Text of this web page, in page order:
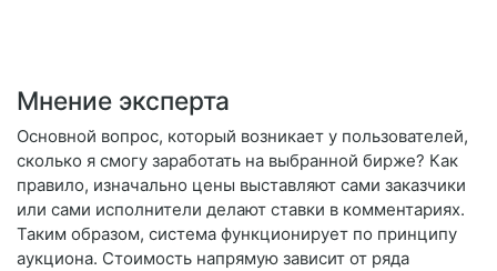
Мнение эксперта
Основной вопрос, который возникает у пользователей,
сколько я смогу заработать на выбранной бирже? Как
правило, изначально цены выставляют сами заказчики
или сами исполнители делают ставки в комментариях.
Таким образом, система функционирует по принципу
аукциона. Стоимость напрямую зависит от ряда